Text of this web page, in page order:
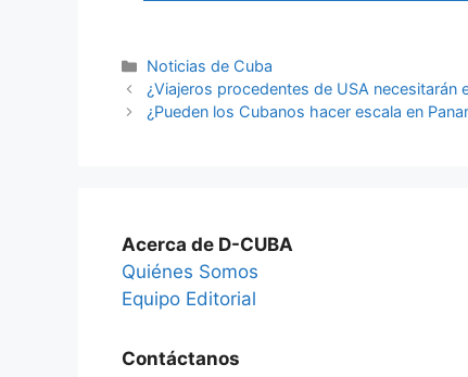
Categories
Noticias de Cuba
¿Viajeros procedentes de USA necesitarán
¿Pueden los Cubanos hacer escala en
Acerca de D-CUBA
Quiénes Somos
Equipo Editorial
Contáctanos